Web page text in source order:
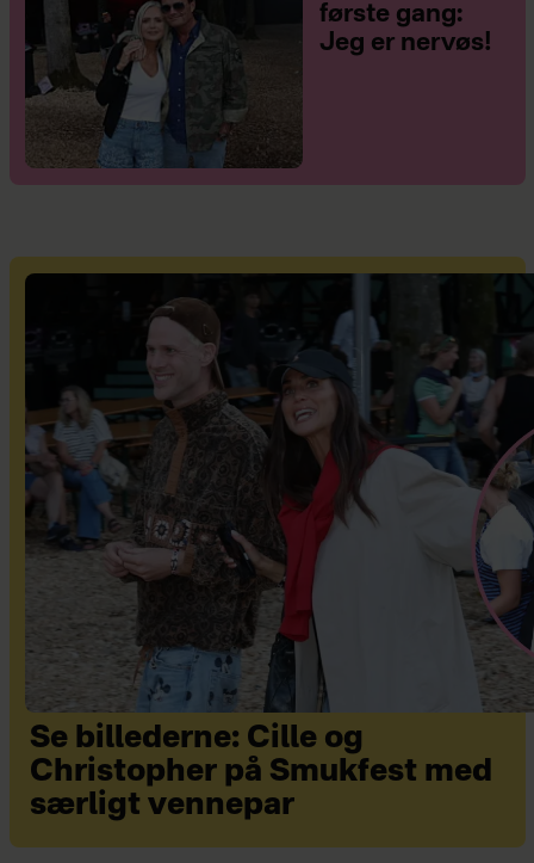
første gang:
Jeg er nervøs!
Se billederne: Cille og
Christopher på Smukfest med
særligt vennepar